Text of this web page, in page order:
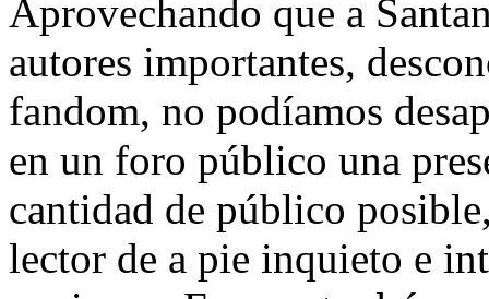
Aprovechando que a
autores importantes,
fandom, no podíamos
en un foro público una
cantidad de público
lector de a pie inquieto e